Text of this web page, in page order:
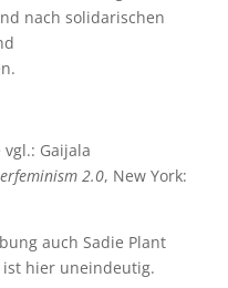
nach solidarischen
Gaijala
2.0, New York:
auch Sadie Plant
hier uneindeutig.